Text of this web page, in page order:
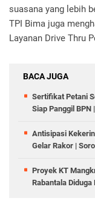
suasana yang lebih
TPI Bima juga
Layanan Drive Thru
BACA JUGA
Sertifikat Petani
Siap Panggil BPN
Antisipasi
Gelar Rakor |
Proyek KT
Rabantala Diduga